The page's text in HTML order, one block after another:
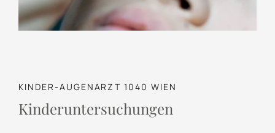
KINDER-AUGENARZT 1040 WIEN
Kinderuntersuchungen